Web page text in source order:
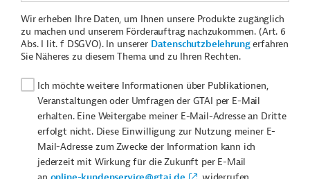
Wir erheben Ihre Daten, um Ihnen unsere Produkte zugänglich
zu machen und unserem Förderauftrag nachzukommen. (Art. 6
Abs. I lit. f DSGVO). In unserer Datenschutzbelehrungerfahren
Sie Näheres zu diesem Thema und zu Ihren Rechten.
Ich möchte weitere Informationen über Publikationen,
Veranstaltungen oder Umfragen der GTAI per E-Mail
erhalten. Eine Weitergabe meiner E-Mail-Adresse an Dritte
erfolgt nicht. Diese Einwilligung zur Nutzung meiner E-
Mail-Adresse zum Zwecke der Information kann ich
jederzeit mit Wirkung für die Zukunft per E-Mail